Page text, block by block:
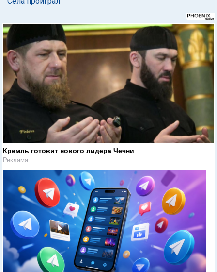
Кремль готовит нового лидера Чечни
Реклама